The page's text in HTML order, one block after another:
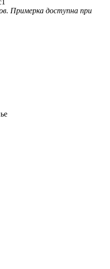
Примерка доступна при